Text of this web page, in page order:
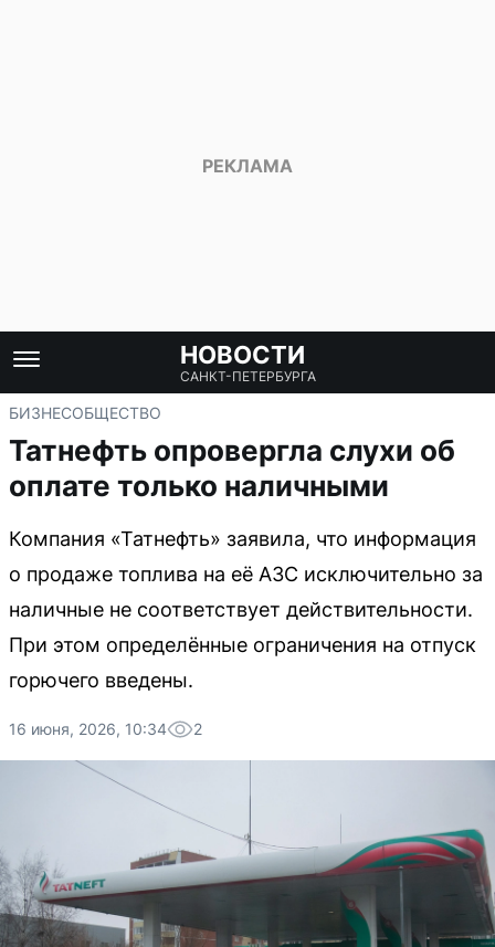
НОВОСТИ
САНКТ-ПЕТЕРБУРГА
БИЗНЕСОБЩЕСТВО
Татнефть опровергла слухи об
оплате только наличными
Компания «Татнефть» заявила, что информация
о продаже топлива на её АЗС исключительно за
наличные не соответствует действительности.
При этом определённые ограничения на отпуск
горючего введены.
16 июня, 2026, 10:34 2